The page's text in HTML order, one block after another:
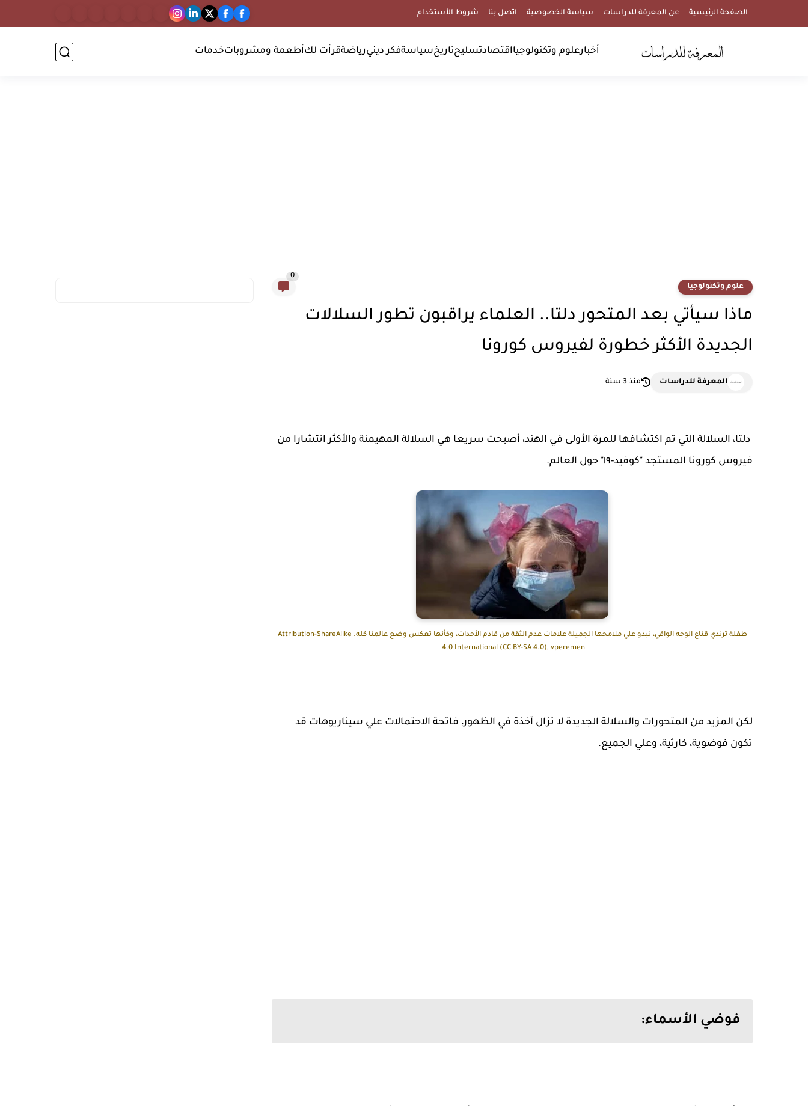
الصفحة الرئيسية عن المعرفة للدراسات سياسة الخصوصية اتصل بنا شروط الأستخدام
أخبارعلوم وتكنولوجيااقتصادتسليحتاريخسياسةفكر دينيرياضةقرأت لكأطعمة ومشروباتخدمات
علوم وتكنولوجيا
0
ماذا سيأتي بعد المتحور دلتا.. العلماء يراقبون تطور السلالات
الجديدة الأكثر خطورة لفيروس كورونا
المعرفة للدراسات منذ 3 سنة
دلتا، السلالة التي تم اكتشافها للمرة الأولى في الهند، أصبحت سريعا هي السلالة المهيمنة والأكثر انتشارا من
فيروس كورونا المستجد "كوفيد-١٩" حول العالم.
طفلة ترتدي قناع الوجه الواقي، تبدو علي ملامحها الجميلة علامات عدم الثقة من قادم الأحداث، وكأنها تعكس وضع عالمنا كله. Attribution-ShareAlike
4.0 International (CC BY-SA 4.0), vperemen
لكن المزيد من المتحورات والسلالة الجديدة لا تزال آخذة في الظهور، فاتحة الاحتمالات علي سيناريوهات قد
تكون فوضوية، كارثية، وعلي الجميع.
فوضي الأسماء: